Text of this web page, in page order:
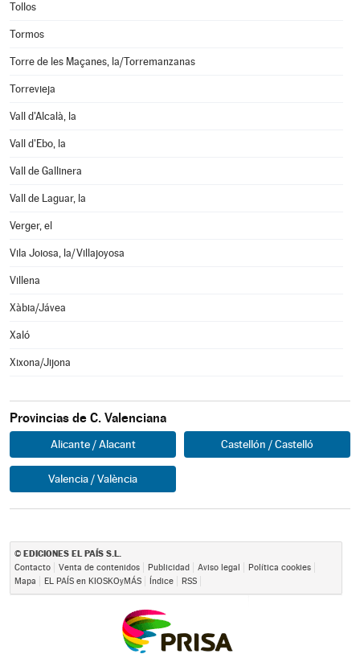
Tollos
Tormos
Torre de les Maçanes, la/Torremanzanas
Torrevieja
Vall d'Alcalà, la
Vall d'Ebo, la
Vall de Gallinera
Vall de Laguar, la
Verger, el
Vila Joiosa, la/Villajoyosa
Villena
Xàbia/Jávea
Xaló
Xixona/Jijona
Provincias de C. Valenciana
Alicante / Alacant Castellón / Castelló
Valencia / València
©EDICIONES EL PAÍS S.L.
Contacto Venta de contenidos Publicidad Aviso legal
Política cookies
Mapa
EL PAÍS en KIOSKOyMÁS Índice RSS